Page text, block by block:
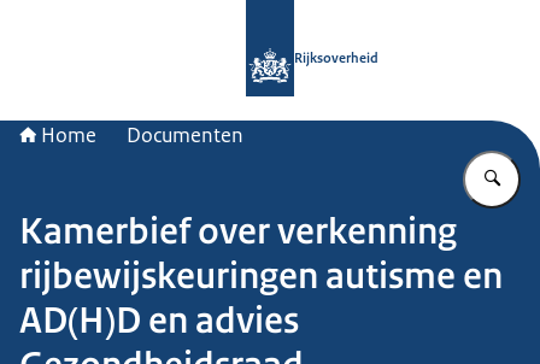
Rijksoverheid
Home Documenten
Kamerbief over verkenning
rijbewijskeuringen autisme en
AD(H)D en advies